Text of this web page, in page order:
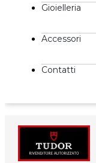
Gioielleria
Accessori
Contatti